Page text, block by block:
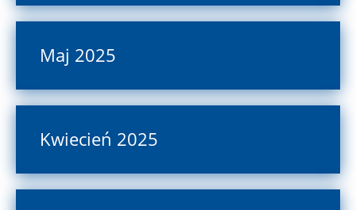
Maj 2025
Kwiecień 2025